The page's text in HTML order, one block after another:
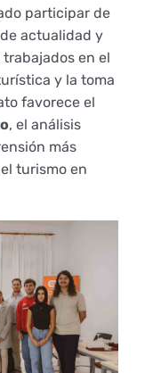
participar de
actualidad y
en el
y la toma
favorece el
, el análisis
más
turismo en